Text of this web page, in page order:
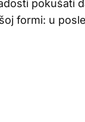
pokušati
formi: u